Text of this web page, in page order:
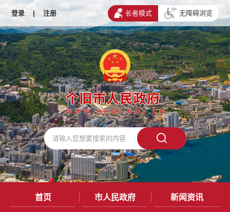
登录 | 注册 长者模式 无障碍浏览
首页 市人民政府 新闻资讯